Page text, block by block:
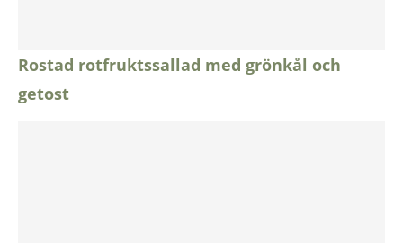
Rostad rotfruktssallad med grönkål och
getost